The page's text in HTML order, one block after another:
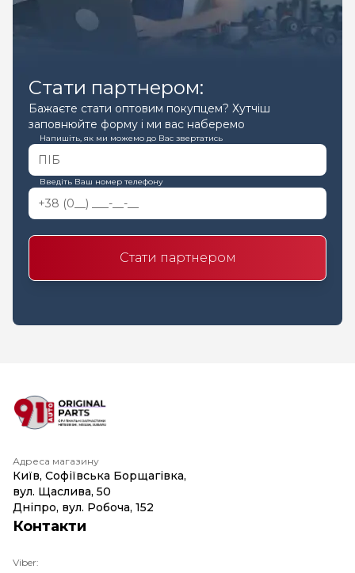
Стати партнером:
Бажаєте стати оптовим покупцем? Хутчіш
заповнюйте форму і ми вас наберемо
Напишіть, як ми можемо до Вас звертатись
Введіть Ваш номер телефону
Стати партнером
Адреса магазину
Київ, Софіївська Борщагівка,
вул. Щаслива, 50
Дніпро, вул. Робоча, 152
Контакти
Viber: